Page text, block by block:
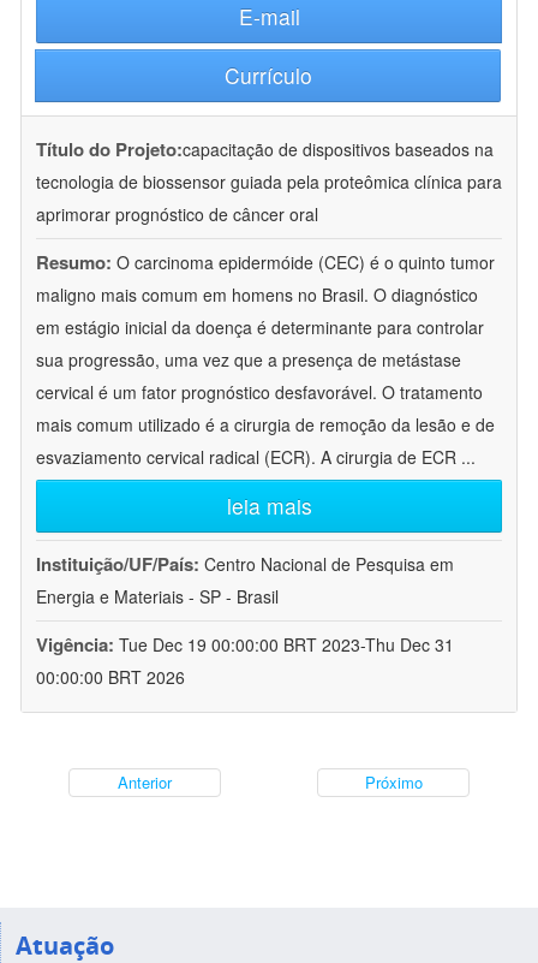
E-mail
Currículo
Título do Projeto:capacitação de dispositivos baseados na
tecnologia de biossensor guiada pela proteômica clínica para
aprimorar prognóstico de câncer oral
Resumo: O carcinoma epidermóide (CEC) é o quinto tumor
maligno mais comum em homens no Brasil. O diagnóstico
em estágio inicial da doença é determinante para controlar
sua progressão, uma vez que a presença de metástase
cervical é um fator prognóstico desfavorável. O tratamento
mais comum utilizado é a cirurgia de remoção da lesão e de
esvaziamento cervical radical (ECR). A cirurgia de ECR ...
leia mais
Instituição/UF/País: Centro Nacional de Pesquisa em
Energia e Materiais - SP - Brasil
Vigência: Tue Dec 19 00:00:00 BRT 2023-Thu Dec 31
00:00:00 BRT 2026
Anterior Próximo
Atuação